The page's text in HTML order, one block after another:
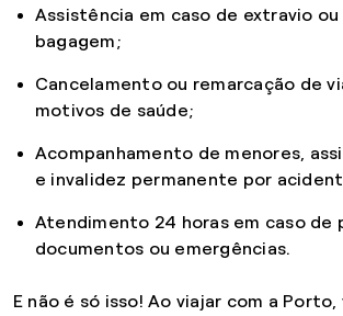
Assistência em caso de extravio
bagagem;
Cancelamento ou remarcação de
motivos de saúde;
Acompanhamento de menores,
e invalidez permanente por
Atendimento 24 horas em caso de
documentos ou emergências.
E não é só isso! Ao viajar com a